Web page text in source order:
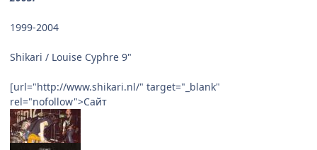
1999-2004
Shikari / Louise Cyphre 9"
[url="http://www.shikari.nl/" target="_blank"
rel="nofollow">Сайт